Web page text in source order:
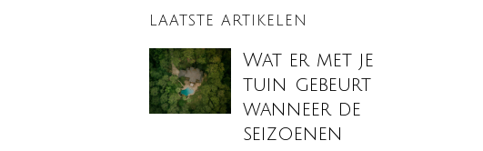
LAATSTE ARTIKELEN
Wat er met je
tuin gebeurt
wanneer de
seizoenen